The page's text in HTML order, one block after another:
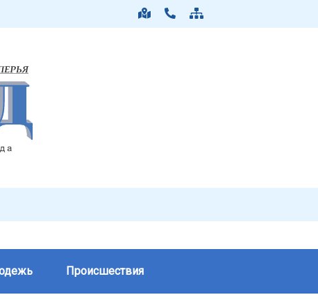
Происшествия